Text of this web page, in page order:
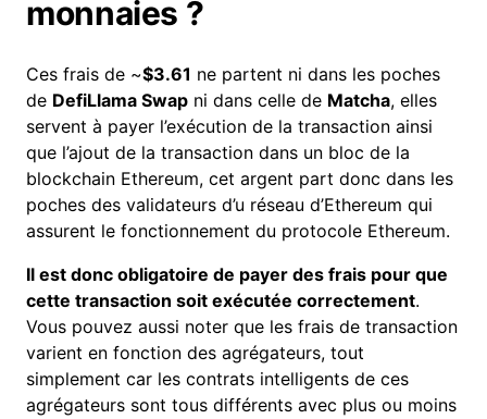
monnaies ?
Ces frais de ~$3.61 ne partent ni dans les poches
de DefiLlama Swap ni dans celle de Matcha, elles
servent à payer l’exécution de la transaction ainsi
que l’ajout de la transaction dans un bloc de la
blockchain Ethereum, cet argent part donc dans les
poches des validateurs d’u réseau d’Ethereum qui
assurent le fonctionnement du protocole Ethereum.
Il est donc obligatoire de payer des frais pour que
cette transaction soit exécutée correctement.
Vous pouvez aussi noter que les frais de transaction
varient en fonction des agrégateurs, tout
simplement car les contrats intelligents de ces
agrégateurs sont tous différents avec plus ou moins